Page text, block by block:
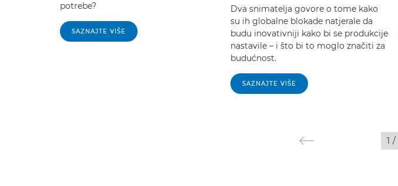
potrebe?
SAZNAJTE VIŠE
Dva snimatelja govore o tome kako
su ih globalne blokade natjerale da
budu inovativniji kako bi se produkcije
nastavile – i što bi to moglo značiti za
budućnost.
SAZNAJTE VIŠE
1 /